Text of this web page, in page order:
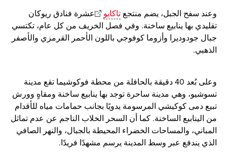
وعند سفح الجبل، يضم منتجع تاكايو
عشرة فنادق ريوكان
تقليدي بها ينابيع ساخنة. وفي فصل الخريف من كل عام، تكتسي
جبال جودوديرا وأزوما كوفوجي باللون الأحمر القرمزي والأصفر
الذهبي.
وعلى بُعد 40 دقيقة بالحافلة من محطة فوكوشيما تقع مدينة
تسوشيو، وهي مدينة ساحرة توجد بها ينابيع ساخنة ومقاهٍ وورش
تبيع دمى كوكيشي المرسومة يدويًا بجانب حمامات مياه للأقدام
من الينابيع الساخنة. كما أن السحر الخلاب الناجم عن عدم تماثل
المباني، والمساحات الخضراء المحيطة بالجبال، والنهر الصافي
الذي يندفع عبر وسط المدينة يرسم مشهدًا فريدًا.